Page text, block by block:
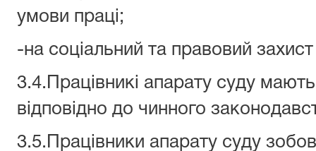
умови праці;
-на соціальний та правовий захист
3.4.Працівникі апарату суду
відповідно до чинного
3.5.Працівники апарату суду